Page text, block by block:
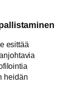
esittää
heidän